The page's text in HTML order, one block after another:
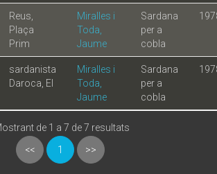
Reus,
Plaça
Prim
Miralles i
Toda,
Jaume
Sardana
per a
cobla
sardanista
Daroca, El
Miralles i
Toda,
Jaume
Sardana
per a
cobla
de 1 a 7 de 7 resultats
<<
1 >>